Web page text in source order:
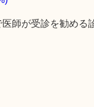
師が受診を勧める